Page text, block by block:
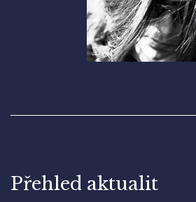
Přehled aktualit